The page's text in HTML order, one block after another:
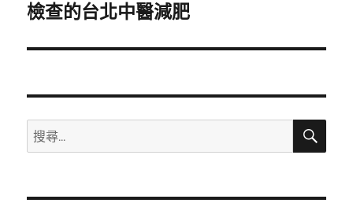
一
文
檢查的台北中醫減肥
搜
尋
鍵
搜